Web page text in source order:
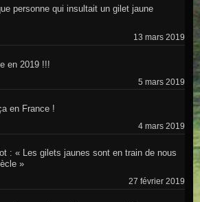
personne qui insultait un gilet jaune
13 mars 2019
en 2019 !!!
5 mars 2019
en France !
4 mars 2019
: « Les gilets jaunes sont en train de nous
»
27 février 2019